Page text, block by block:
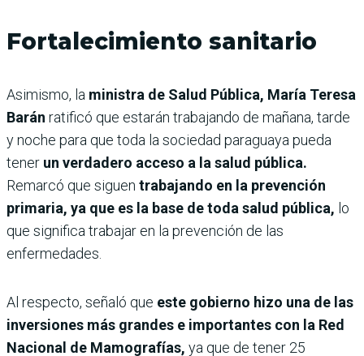
Fortalecimiento sanitario
Asimismo, la ministra de Salud Pública, María Teresa
Barán ratificó que estarán trabajando de mañana, tarde
y noche para que toda la sociedad paraguaya pueda
tener un verdadero acceso a la salud pública.
Remarcó que siguen trabajando en la prevención
primaria, ya que es la base de toda salud pública, lo
que significa trabajar en la prevención de las
enfermedades.
Al respecto, señaló que este gobierno hizo una de las
inversiones más grandes e importantes con la Red
Nacional de Mamografías, ya que de tener 25